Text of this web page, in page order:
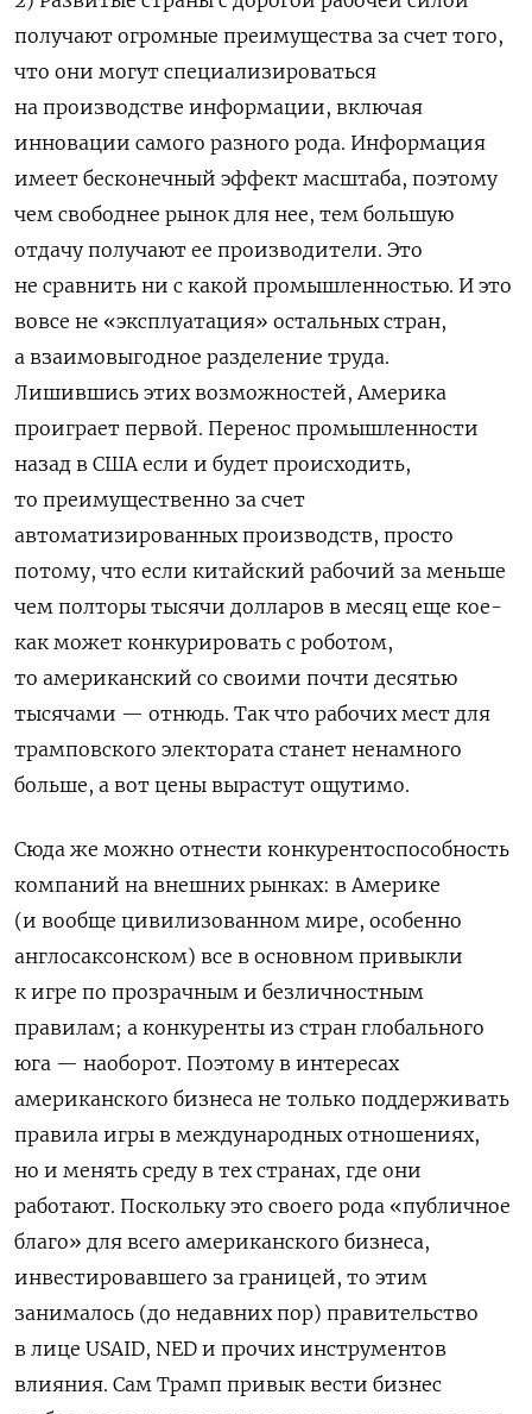
получают огромные преимущества за счет того,
что они могут специализироваться
на производстве информации, включая
инновации самого разного рода. Информация
имеет бесконечный эффект масштаба, поэтому
чем свободнее рынок для нее, тем большую
отдачу получают ее производители. Это
не сравнить ни с какой промышленностью. И это
вовсе не «эксплуатация» остальных стран,
а взаимовыгодное разделение труда.
Лишившись этих возможностей, Америка
проиграет первой. Перенос промышленности
назад в США если и будет происходить,
то преимущественно за счет
автоматизированных производств, просто
потому, что если китайский рабочий за меньше
чем полторы тысячи долларов в месяц еще кое-
как может конкурировать с роботом,
то американский со своими почти десятью
тысячами — отнюдь. Так что рабочих мест для
трамповского электората станет ненамного
больше, а вот цены вырастут ощутимо.
Сюда же можно отнести конкурентоспособность
компаний на внешних рынках: в Америке
(и вообще цивилизованном мире, особенно
англосаксонском) все в основном привыкли
к игре по прозрачным и безличностным
правилам; а конкуренты из стран глобального
юга — наоборот. Поэтому в интересах
американского бизнеса не только поддерживать
правила игры в международных отношениях,
но и менять среду в тех странах, где они
работают. Поскольку это своего рода «публичное
благо» для всего американского бизнеса,
инвестировавшего за границей, то этим
занималось (до недавних пор) правительство
в лице USAID, NED и прочих инструментов
влияния. Сам Трамп привык вести бизнес